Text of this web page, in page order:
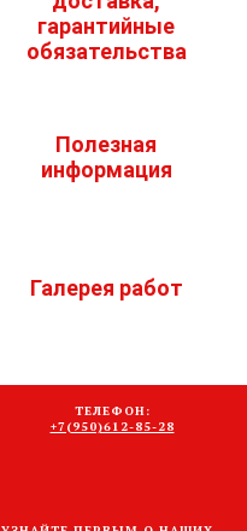
гарантийные
обязательства
Полезная
информация
Галерея работ
ТЕЛЕФОН:
+7(950)612-85-28